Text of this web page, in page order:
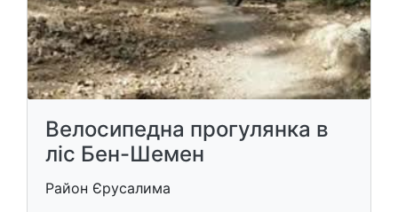
Велосипедна прогулянка в
ліс Бен-Шемен
Район Єрусалима